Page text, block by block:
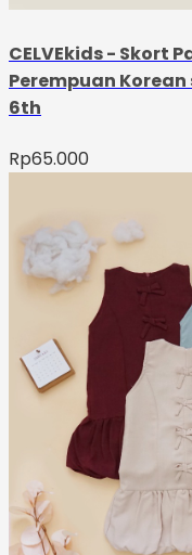
CELVEkids - Skort
Perempuan
6th
Rp65.000